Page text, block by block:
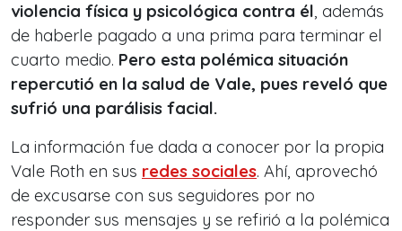
violencia física y psicológica contra él, además
de haberle pagado a una prima para terminar el
cuarto medio. Pero esta polémica situación
repercutió en la salud de Vale, pues reveló que
sufrió una parálisis facial.
La información fue dada a conocer por la propia
Vale Roth en sus redes sociales. Ahí, aprovechó
de excusarse con sus seguidores por no
responder sus mensajes y se refirió a la polémica